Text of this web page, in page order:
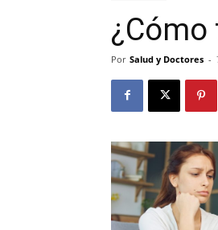
Por Salud y Doctores -